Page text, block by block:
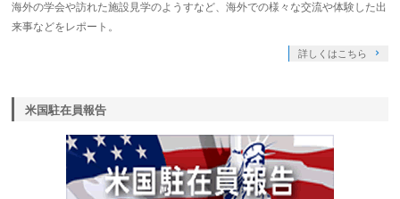
海外の学会や訪れた施設見学のようすなど、海外での様々な交流や体験した出
来事などをレポート。
詳しくはこちら
米国駐在員報告